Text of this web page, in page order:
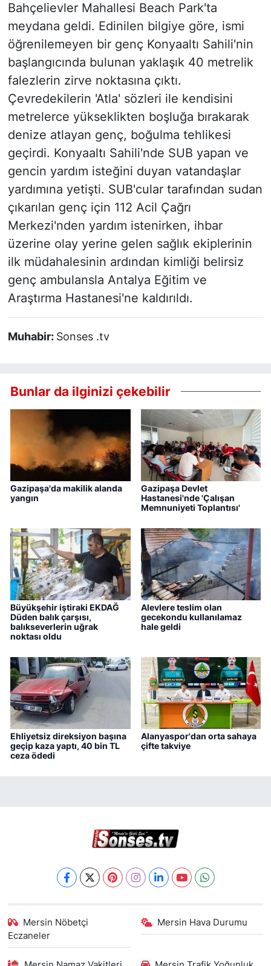
Bahçelievler Mahallesi Beach Park'ta
meydana geldi. Edinilen bilgiye göre, ismi
öğrenilemeyen bir genç Konyaaltı Sahili'nin
başlangıcında bulunan yaklaşık 40 metrelik
falezlerin zirve noktasına çıktı.
Çevredekilerin 'Atla' sözleri ile kendisini
metrelerce yükseklikten boşluğa bırakarak
denize atlayan genç, boğulma tehlikesi
geçirdi. Konyaaltı Sahili'nde SUB yapan ve
gencin yardım isteğini duyan vatandaşlar
yardımına yetişti. SUB'cular tarafından sudan
çıkarılan genç için 112 Acil Çağrı
Merkezi'nden yardım istenirken, ihbar
üzerine olay yerine gelen sağlık ekiplerinin
ilk müdahalesinin ardından kimliği belirsiz
genç ambulansla Antalya Eğitim ve
Araştırma Hastanesi'ne kaldırıldı.
Muhabir: Sonses .tv
Bunlar da ilginizi çekebilir
Gazipaşa'da makilik alanda
yangın
Gazipaşa Devlet
Hastanesi'nde 'Çalışan
Memnuniyeti Toplantısı'
Büyükşehir iştiraki EKDAĞ
Düden balık çarşısı,
balıkseverlerin uğrak
noktası oldu
Alevlere teslim olan
gecekondu kullanılamaz
hale geldi
Ehliyetsiz direksiyon başına
geçip kaza yaptı, 40 bin TL
ceza ödedi
Alanyaspor'dan orta sahaya
çifte takviye
Mersin Nöbetçi
Eczaneler
Mersin Hava Durumu